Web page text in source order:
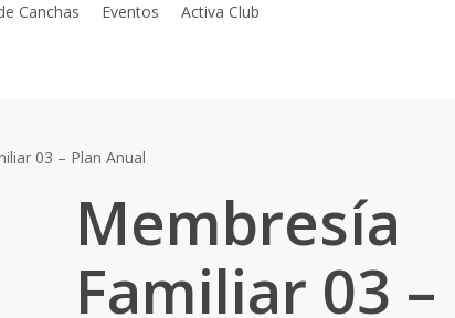
Canchas Eventos Activa Club
03 – Plan Anual
Membresía
Familiar 03 –